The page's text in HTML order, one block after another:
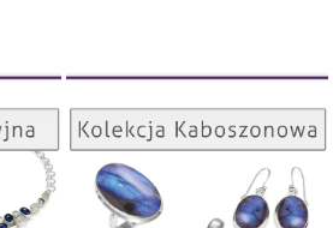
Kolekcja Fantazyjna
ZOBACZ
Kolekcja Kaboszonowa
ZOBACZ